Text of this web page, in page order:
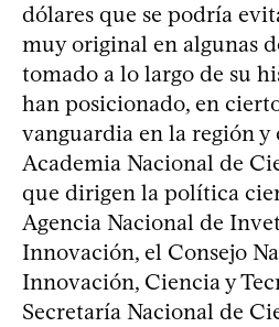
dólares que se podría
muy original en algunas
tomado a lo largo de su
han posicionado, en
vanguardia en la región y
Academia Nacional de
que dirigen la política
Agencia Nacional de
Innovación, el Consejo
Innovación, Ciencia y
Secretaría Nacional de